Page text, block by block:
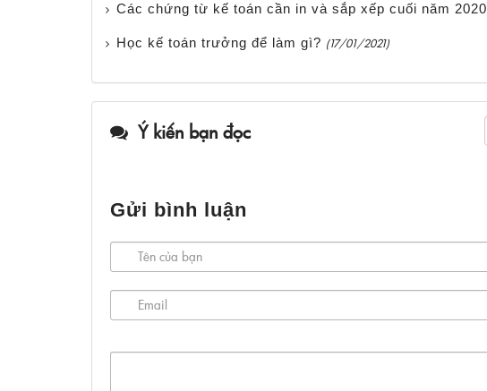
Các chứng từ kế toán cần in và sắp xếp cuối năm 2020
Học kế toán trưởng để làm gì? (17/01/2021)
Ý kiến bạn đọc
Gửi bình luận